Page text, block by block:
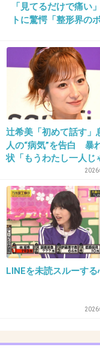
すごく見たい！けど
かも。
32. 匿名2013/03/27(水) 14:42:52
なんて言ったらいい
どうも生理的に無理
33. 匿名2013/03/27(水) 15:43:53
部活演劇部だったら
「見てるだけで痛
トに驚愕「整形界の
辻希美「初めて話す」
人の“病気”を告白 暴
状「もうわたし一人じ
られない」共感続々2026
LINEを未読スルーする
2026